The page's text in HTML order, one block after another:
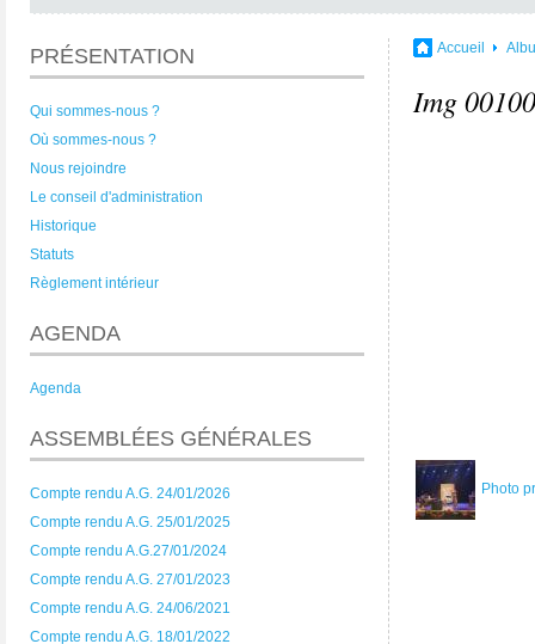
PRÉSENTATION
Qui sommes-nous ?
Où sommes-nous ?
Nous rejoindre
Le conseil d'administration
Historique
Statuts
Règlement intérieur
AGENDA
Agenda
ASSEMBLÉES GÉNÉRALES
Compte rendu A.G. 24/01/2026
Compte rendu A.G. 25/01/2025
Compte rendu A.G.27/01/2024
Compte rendu A.G. 27/01/2023
Compte rendu A.G. 24/06/2021
Compte rendu A.G. 18/01/2022
Accueil
Img
Photo